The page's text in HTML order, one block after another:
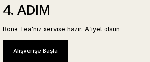
4. ADIM
Bone Tea'niz servise hazır. Afiyet olsun.
Alışverişe Başla